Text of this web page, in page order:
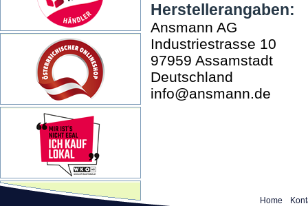
Herstellerangaben:
Ansmann AG
Industriestrasse 10
97959 Assamstadt
Deutschland
info@ansmann.de
Home